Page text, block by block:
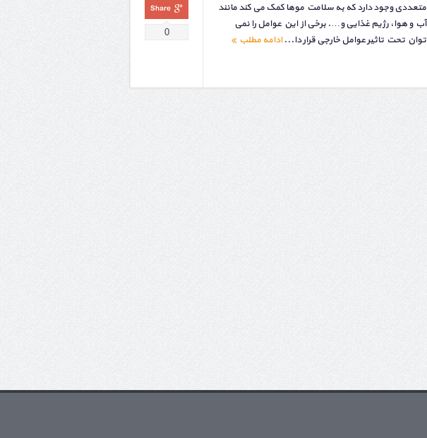
متعددی وجود دارد که به سلامت موها کمک می کند مانند
آب و هوا، رژیم غذایی و…. برخی از این عوامل را نمی
توان تحت تاثیر عوامل خارجی قرار دا...ادامه مطلب
Share
0